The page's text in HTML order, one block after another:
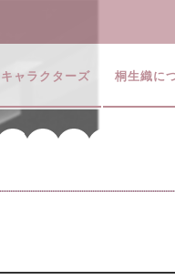
ャラクターズ 桐生織に